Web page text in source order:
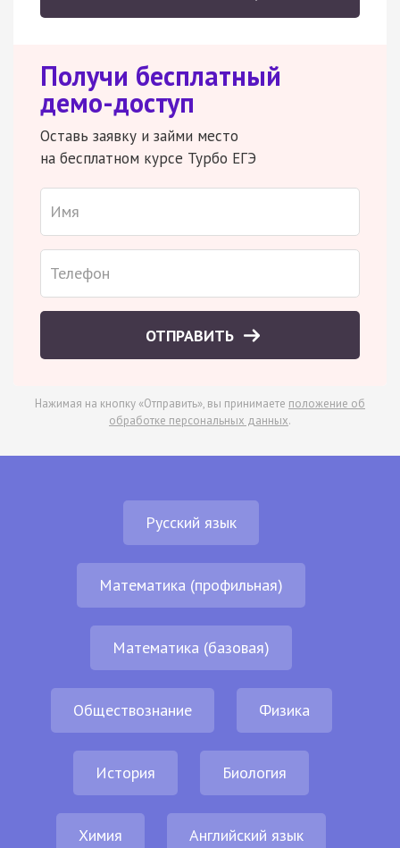
Получи бесплатный
демо-доступ
Оставь заявку и займи место
на бесплатном курсе Турбо ЕГЭ
ОТПРАВИТЬ
Нажимая на кнопку «Отправить», вы принимаете положение об
обработке персональных данных.
Русский язык
Математика (профильная)
Математика (базовая)
Обществознание Физика
История Биология
Химия Английский язык